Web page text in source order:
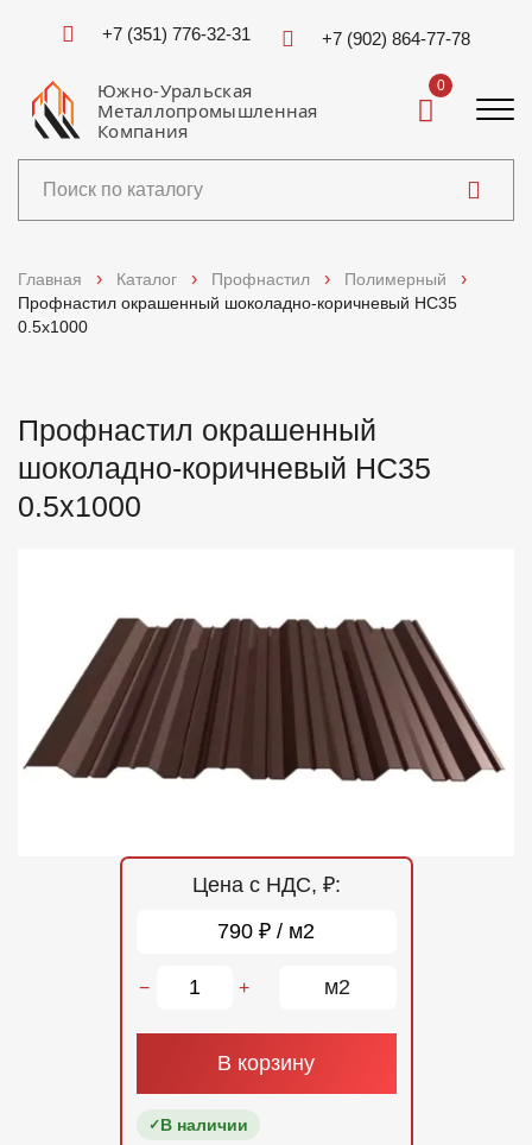
+7 (351) 776-32-31 +7 (902) 864-77-78
Южно-Уральская
Металлопромышленная
Компания
0
Услуги
Доставка и оплата
О компании
Контакты
Главная Каталог Профнастил
Полимерный
Профнастил окрашенный шоколадно-коричневый НС35
0.5x1000
Профнастил окрашенный
шоколадно-коричневый НС35
0.5x1000
Цена с НДС, ₽:
790 ₽ / м2
− + м2
В корзину
В наличии